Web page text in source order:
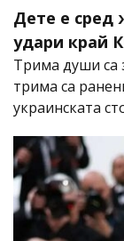
Дете е сред
удари край
Трима души са
трима са
украинската